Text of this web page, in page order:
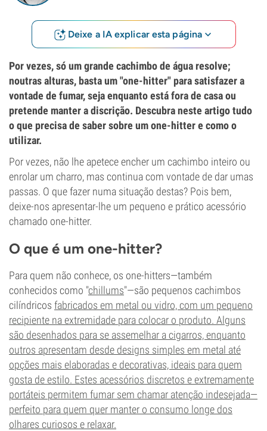
Deixe a IA explicar esta página
Por vezes, só um grande cachimbo de água resolve;
noutras alturas, basta um "one-hitter" para satisfazer a
vontade de fumar, seja enquanto está fora de casa ou
pretende manter a discrição. Descubra neste artigo tudo
o que precisa de saber sobre um one-hitter e como o
utilizar.
Por vezes, não lhe apetece encher um cachimbo inteiro ou
enrolar um charro, mas continua com vontade de dar umas
passas. O que fazer numa situação destas? Pois bem,
deixe-nos apresentar-lhe um pequeno e prático acessório
chamado one-hitter.
O que é um one-hitter?
Para quem não conhece, os one-hitters—também
conhecidos como "chillums"—são pequenos cachimbos
cilíndricos fabricados em metal ou vidro, com um pequeno
recipiente na extremidade para colocar o produto. Alguns
são desenhados para se assemelhar a cigarros, enquanto
outros apresentam desde designs simples em metal até
opções mais elaboradas e decorativas, ideais para quem
gosta de estilo. Estes acessórios discretos e extremamente
portáteis permitem fumar sem chamar atenção indesejada—
perfeito para quem quer manter o consumo longe dos
olhares curiosos e relaxar.